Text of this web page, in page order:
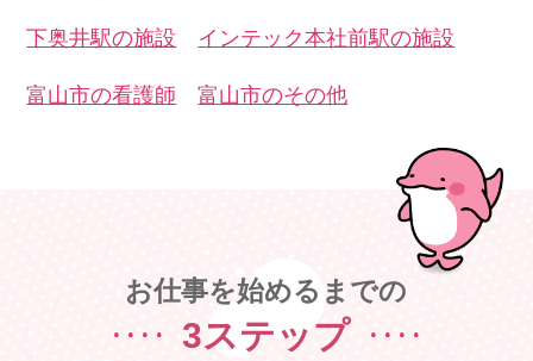
下奥井駅の施設 インテック本社前駅の施設
富山市の看護師 富山市のその他
お仕事を始めるまでの
3ステップ